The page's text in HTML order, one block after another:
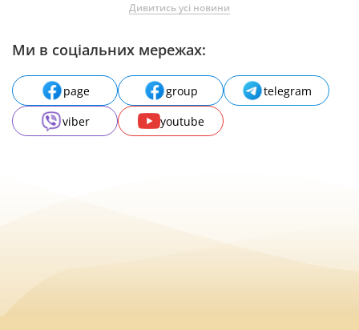
Дивитись усі новини
Ми в соціальних мережах:
page group
telegram
viber
youtube